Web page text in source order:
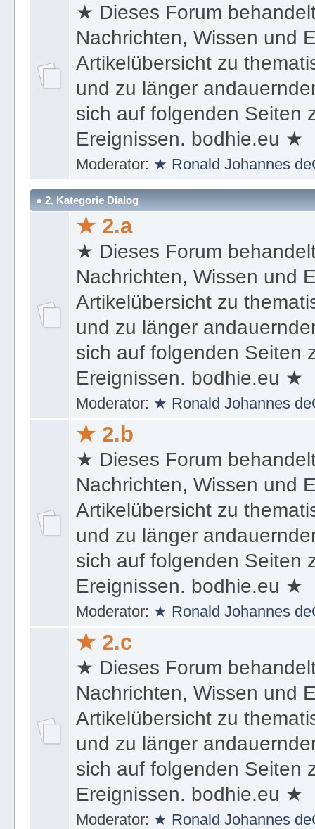
★ Dieses Forum
Nachrichten, Wissen und
Artikelübersicht zu
und zu länger
sich auf folgenden Seiten
Ereignissen. bodhie.eu ★
Moderator: ★ Ronald Johannes
● 2. Kategorie Dialog
★ 2.a
★ Dieses Forum
Nachrichten, Wissen und
Artikelübersicht zu
und zu länger
sich auf folgenden Seiten
Ereignissen. bodhie.eu ★
Moderator: ★ Ronald Johannes
★ 2.b
★ Dieses Forum
Nachrichten, Wissen und
Artikelübersicht zu
und zu länger
sich auf folgenden Seiten
Ereignissen. bodhie.eu ★
Moderator: ★ Ronald Johannes
★ 2.c
★ Dieses Forum
Nachrichten, Wissen und
Artikelübersicht zu
und zu länger
sich auf folgenden Seiten
Ereignissen. bodhie.eu ★
Moderator: ★ Ronald Johannes